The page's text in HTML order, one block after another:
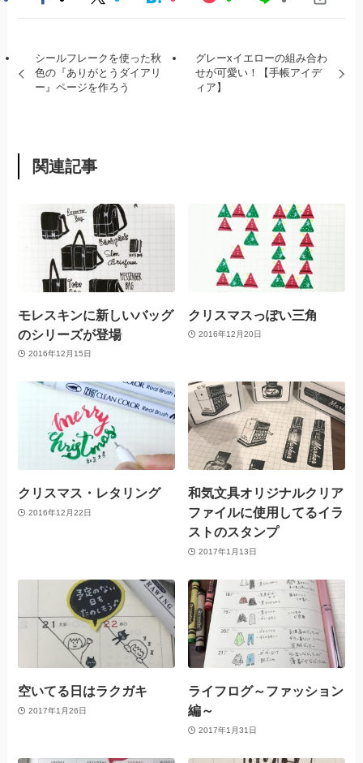
シールフレークを使った秋
色の『ありがとうダイアリ
ー』ページを作ろう
グレーxイエローの組み合わ
せが可愛い！【手帳アイデ
ィア】
関連記事
モレスキンに新しいバッグ
のシリーズが登場
2016年12月15日
クリスマスっぽい三角
2016年12月20日
クリスマス・レタリング
2016年12月22日
和気文具オリジナルクリア
ファイルに使用してるイラ
ストのスタンプ
2017年1月13日
空いてる日はラクガキ
2017年1月26日
ライフログ～ファッション
編～
2017年1月31日